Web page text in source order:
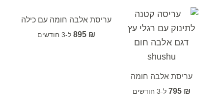
עריסת אלבה חומה
₪
795
עריסת אלבה חומה עם כילה
₪